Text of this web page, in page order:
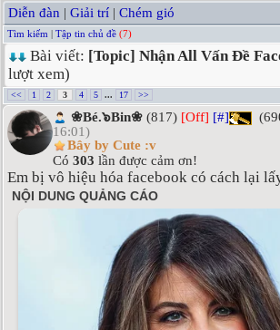
Diễn đàn | Giải trí | Chém gió
Tìm kiếm | Tập tin chủ đề (7)
Bài viết: [Topic] Nhận All Vấn Đề
lượt xem)
<< 1 2 3 4 5 ... 17 >>
❀Bé.๖Bin❀ (817) [Off] [#]
16:01)
Bây by Cute :v
Có 303 lần được cảm ơn!
Em bị vô hiệu hóa facebook có cách lại